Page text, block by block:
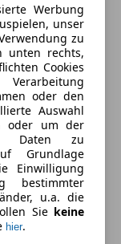
Werbung
unser
zu
unten rechts,
Cookies
oder den
Auswahl
oder um der
Daten zu
Grundlage
Einwilligung
bestimmter
u.a. die
Sie keine
hier.